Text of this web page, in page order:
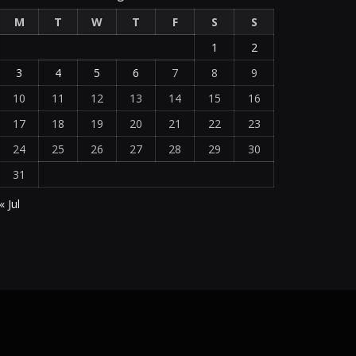
M
T W T F S
S
1
2
3
4 5 6 7 8
9
10
11 12 13 14 15
16
17
18 19 20 21 22
23
24
25 26 27 28 29
30
31
« Jul